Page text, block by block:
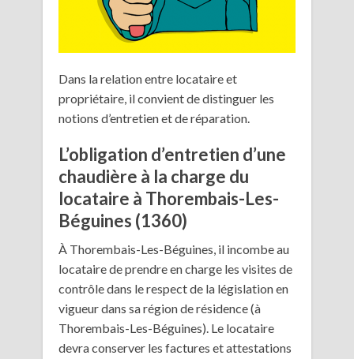
Dans la relation entre locataire et
propriétaire, il convient de distinguer les
notions d’entretien et de réparation.
L’obligation d’entretien d’une
chaudière à la charge du
locataire à Thorembais-Les-
Béguines (1360)
À Thorembais-Les-Béguines, il incombe au
locataire de prendre en charge les visites de
contrôle dans le respect de la législation en
vigueur dans sa région de résidence (à
Thorembais-Les-Béguines). Le locataire
devra conserver les factures et attestations